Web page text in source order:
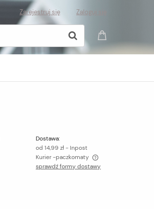
Zarejestruj się Zaloguj się
Dostawa:
od 14,99 zł - Inpost
Kurier -paczkomaty
sprawdź formy dostawy